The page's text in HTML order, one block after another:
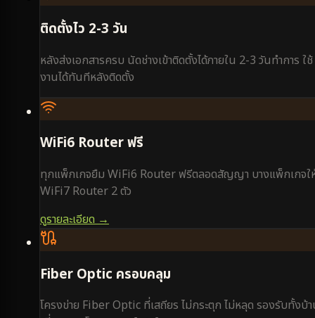
ติดตั้งไว 2-3 วัน
หลังส่งเอกสารครบ นัดช่างเข้าติดตั้งได้ภายใน 2-3 วันทำการ ใช้
งานได้ทันทีหลังติดตั้ง
WiFi6 Router ฟรี
ทุกแพ็กเกจยืม WiFi6 Router ฟรีตลอดสัญญา บางแพ็กเกจใ
WiFi7 Router 2 ตัว
ดูรายละเอียด →
Fiber Optic ครอบคลุม
โครงข่าย Fiber Optic ที่เสถียร ไม่กระตุก ไม่หลุด รองรับทั้งบ้